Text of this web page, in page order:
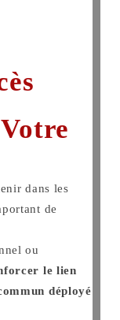
dans les
de
ou
le lien
déployé